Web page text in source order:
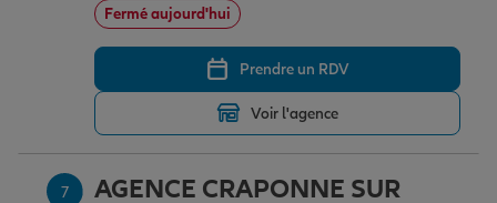
Fermé aujourd'hui
Prendre un RDV
Voir l'agence
7
AGENCE CRAPONNE SUR